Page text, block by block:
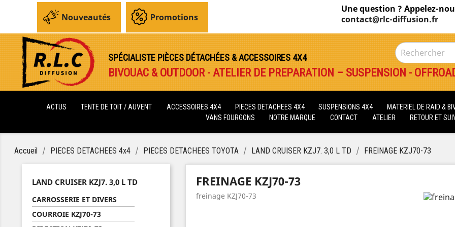
Nouveautés Promotions
Une question ? Appelez-
contact@rlc-diffusion.fr
SPÉCIALISTE PIÈCES DÉTACHÉES & ACCESSOIRES 4X4
BIVOUAC & OUTDOOR - ATELIER DE PREPARATION – SUSPENSION -
ACTUS TENTE DE TOIT / AUVENT ACCESSOIRES 4X4 PIECES DETACHEES 4X4 SUSPENSIONS 4X4 MATERIEL DE RAID &
VANS FOURGONS
NOTRE MARQUE CONTACT ATELIER RETOUR ET
Accueil PIECES DETACHEES 4x4 PIECES DETACHEES TOYOTA LAND CRUISER KZJ7. 3,0 L TD FREINAGE KZJ70-73
LAND CRUISER KZJ7. 3,0 L TD
CARROSSERIE ET DIVERS
COURROIE KZJ70-73
FREINAGE KZJ70-73
freinage KZJ70-73